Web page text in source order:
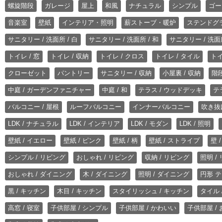
螺旋階段 ガレージ 屋上 和風 ナチュラル シンプル ゴ
音楽室 壁紙 インテリア・照明 薪ストーブ・暖炉 ステンドグ
サニタリー / 洗面所 / 白 サニタリー / 洗面所 / 和 サニタリー / 洗
トイレ / 窓 トイレ / 収納 トイレ / クロス トイレ / タイル ト
クローゼット パントリー サニタリー / 収納 小屋裏 / 収納 階
中庭 / ガーデンファニチャー 中庭 / 和 テラス / ウッドデッキ テ
バルコニー / 屋根 ルーフバルコニー インナーバルコニー 吹き
LDK / ナチュラル LDK / インテリア LDK / モダン LDK / 照明
壁紙 / イエロー 壁紙 / ピンク 壁紙 / 柄 壁紙 / ストライプ 壁
シンプル / リビング おしゃれ / リビング 収納 / リビング 照明 /
おしゃれ / ダイニング 木 / ダイニング 照明 / ダイニング 円形
黒 / キッチン 木目 / キッチン スタイリッシュ / キッチン タイル
高窓 / 寝室 子供部屋 / シンプル 子供部屋 / かわいい 子供部屋 /